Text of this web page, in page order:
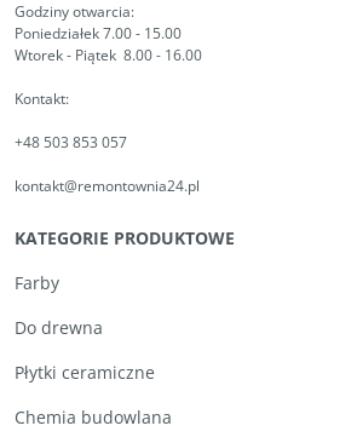
Godziny otwarcia:
Poniedziałek 7.00 - 15.00
Wtorek - Piątek 8.00 - 16.00
Kontakt:
+48 503 853 057
kontakt@remontownia24.pl
KATEGORIE PRODUKTOWE
Farby
Do drewna
Płytki ceramiczne
Chemia budowlana